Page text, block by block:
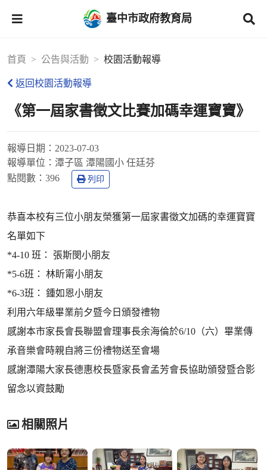
臺中市政府教育局
首頁 公告與活動 校園活動報導
返回校園活動報導
《第一屆家書徵文比賽加碼幸運寶寶》
報導日期： 2023-07-03
報導單位： 潭子區 潭陽國小 任廷芬
點閱數： 396 列印
恭喜本校有三位小朋友榮獲第一屆家書徵文加碼的幸運寶寶
名單如下
*4-10 班： 張斯閔小朋友
*5-6班： 林盺甯小朋友
*6-3班： 鍾如恩小朋友
利用六年級畢業前夕暨今日頒發禮物
感謝本市家長會長聯盟會理事長余海倫於6/10（六）畢業傳
承音樂會時親自將三份禮物送至會場
感謝潭陽大家長德惠校長暨家長會孟芳會長協助頒發暨合影
留念以資鼓勵
相關照片